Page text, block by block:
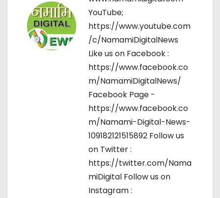
YouTube;
https://www.youtube.com
/c/NamamiDigitalNews
Like us on Facebook :
https://www.facebook.co
m/NamamiDigitalNews/
Facebook Page -
https://www.facebook.co
m/Namami-Digital-News-
109182121515892 Follow us
on Twitter :
https://twitter.com/Nama
miDigital Follow us on
Instagram :